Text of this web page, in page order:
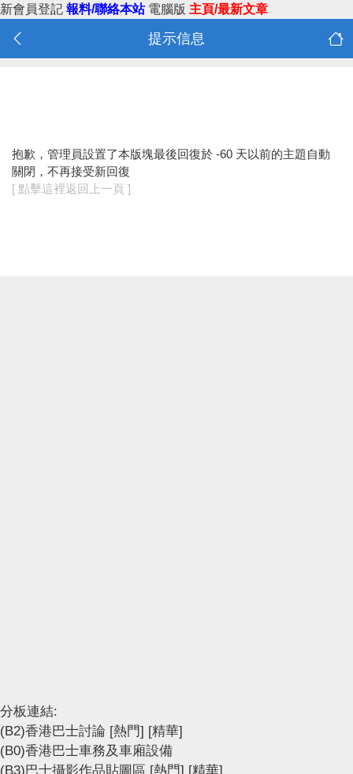
新會員登記 報料/聯絡本站 電腦版 主頁/最新文章
提示信息
抱歉，管理員設置了本版塊最後回復於 -60 天以前的主題自動
關閉，不再接受新回復
[ 點擊這裡返回上一頁 ]
分板連結:
(B2)香港巴士討論 [熱門] [精華]
(B0)香港巴士車務及車廂設備
(B3)巴士攝影作品貼圖區 [熱門] [精華]